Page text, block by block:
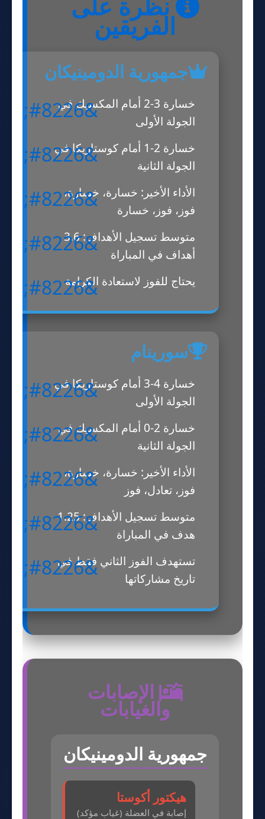
الفريقين
جمهورية الدومينيكان
خسارة 3-2 أمام المكسيك في
الجولة الأولى
خسارة 2-1 أمام كوستاريكا في
الجولة الثانية
الأداء الأخير: خسارة، خسارة،
فوز، فوز، خسارة
متوسط تسجيل الأهداف: 3.6
أهداف في المباراة
يحتاج للفوز لاستعادة الكرامة
سورينام
خسارة 4-3 أمام كوستاريكا في
الجولة الأولى
خسارة 2-0 أمام المكسيك في
الجولة الثانية
الأداء الأخير: خسارة، خسارة،
فوز، تعادل، فوز
متوسط تسجيل الأهداف: 1.25
هدف في المباراة
تستهدف الفوز الثاني فقط في
تاريخ مشاركاتها
الإصابات
والغيابات
جمهورية الدومينيكان
هيكتور أكوستا
إصابة في العضلة (غياب مؤكد)